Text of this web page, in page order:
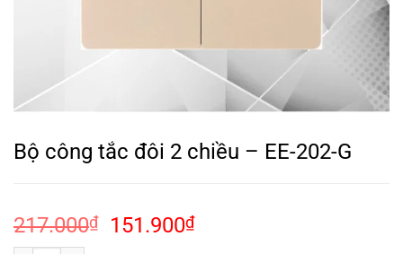
Bộ công tắc đôi 2 chiều – EE-202-G
217.000₫
Giá
151.900₫Giá